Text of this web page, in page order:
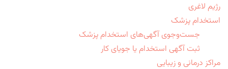
رژیم لاغری
استخدام پزشک
جست‌وجوی آگهی‌های استخدام پزشک
ثبت آگهی استخدام یا جویای کار
مراکز درمانی و زیبایی